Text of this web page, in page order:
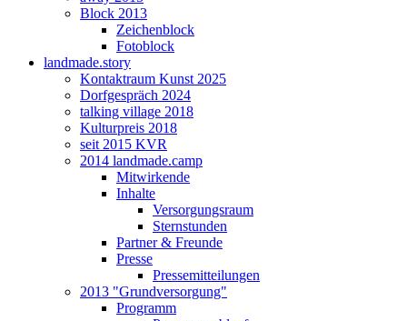
Block 2013
Zeichenblock
Fotoblock
landmade.story
Kontaktraum Kunst 2025
Dorfgespräch 2024
talking village 2018
Kulturpreis 2018
seit 2015 KVR
2014 landmade.camp
Mitwirkende
Inhalte
Versorgungsraum
Sternstunden
Partner & Freunde
Presse
Pressemitteilungen
2013 "Grundversorgung"
Programm